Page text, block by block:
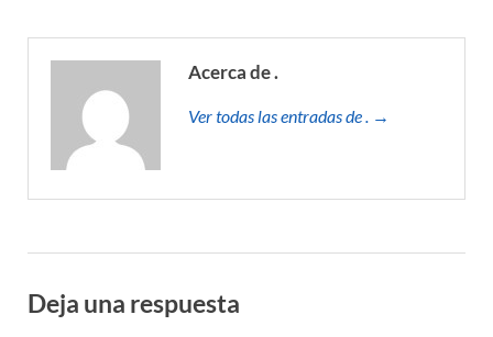
Acerca de .
Ver todas las entradas de . →
Deja una respuesta